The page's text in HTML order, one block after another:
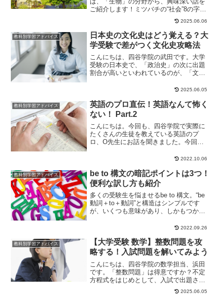
ご紹介します！ミツバチの“社会”8の字ダ
ンスで有名なミツバチは、シロアリとと
2025.06.06
教科別学習アドバイス
日本史の文化史はどう覚える？大
学受験で差がつく文化史攻略法
こんにちは、四谷学院の武田です。大学
受験の日本史で、「政治史」の次に出題
割合が高いといわれているのが、「文化
2025.06.05
教科別学習アドバイス
英語のプロ直伝！英語なんて怖く
ない！ Part.2
こんにちは。今回も、四谷学院で実際に
たくさんの生徒を教えている英語のプ
ロ、O先生にお話を聞きました。今回の
2022.10.06
教科別学習アドバイス
be to 構文の暗記ポイントは3つ！
便利な訳し方も紹介
多くの受験生を悩ませるbe to 構文。“be
動詞＋to＋動詞”と構造はシンプルです
が、いくつも意味があり、しかもつかみ
2022.09.26
教科別学習アドバイス
【大学受験 数学】整数問題を攻
略する！入試問題を解いてみよう
こんにちは、四谷学院の数学担当、浜田
です。「整数問題」は得意ですか？不定
方程式をはじめとして、入試で出題され
る整数問題では、素因数分解や剰余など
2025.06.05